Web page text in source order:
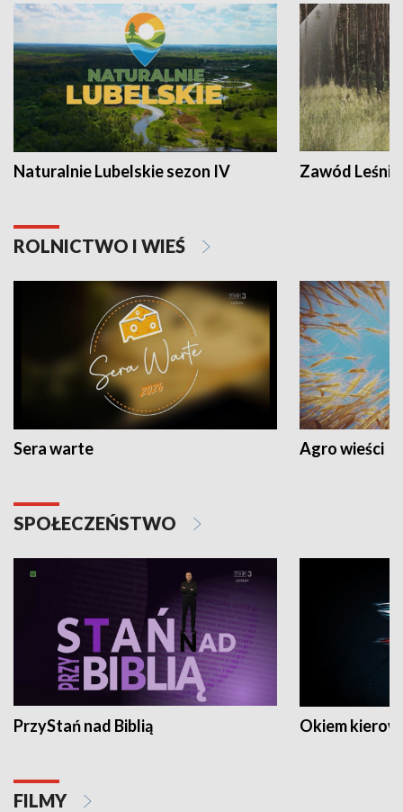
Naturalnie Lubelskie sezon IV Zawód Leśnik
ROLNICTWO I WIEŚ
Sera warte Agro wieści
SPOŁECZEŃSTWO
PrzyStań nad Biblią Okiem
FILMY